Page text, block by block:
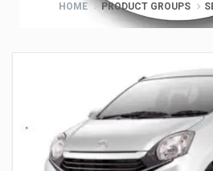
HOME PRODUCT GROUPS